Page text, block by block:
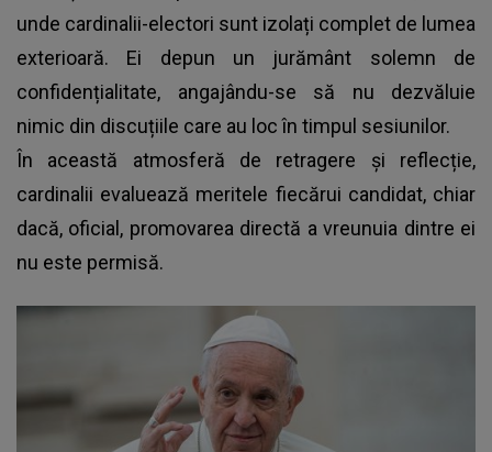
unde cardinalii-electori sunt izolați complet de lumea
exterioară. Ei depun un jurământ solemn de
confidențialitate, angajându-se să nu dezvăluie
nimic din discuțiile care au loc în timpul sesiunilor.
În această atmosferă de retragere și reflecție,
cardinalii evaluează meritele fiecărui candidat, chiar
dacă, oficial, promovarea directă a vreunuia dintre ei
nu este permisă.